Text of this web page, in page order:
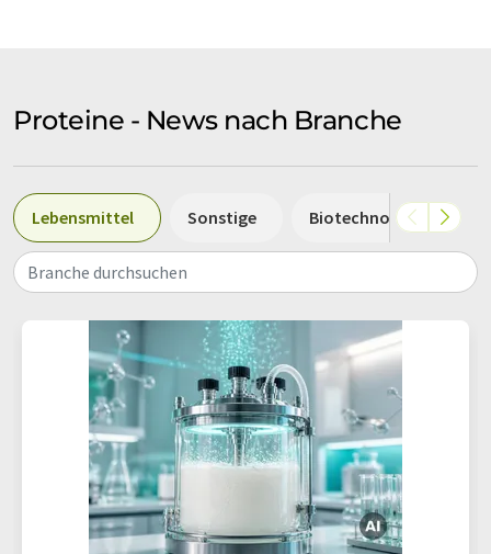
Proteine - News nach Branche
Lebensmittel Sonstige Biotechnologie
Branche durchsuchen